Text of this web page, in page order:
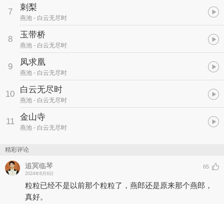
7 刺梨
燕池 - 白云无尽时
8 玉带桥
燕池 - 白云无尽时
9 凤求凰
燕池 - 白云无尽时
10 白云无尽时
燕池 - 白云无尽时
11 金山寺
燕池 - 白云无尽时
精彩评论
追冥临琴
2024年8月6日
65
粒粒已经不是以前那个粒粒了，燕郎还是原来那个燕郎，
真好。